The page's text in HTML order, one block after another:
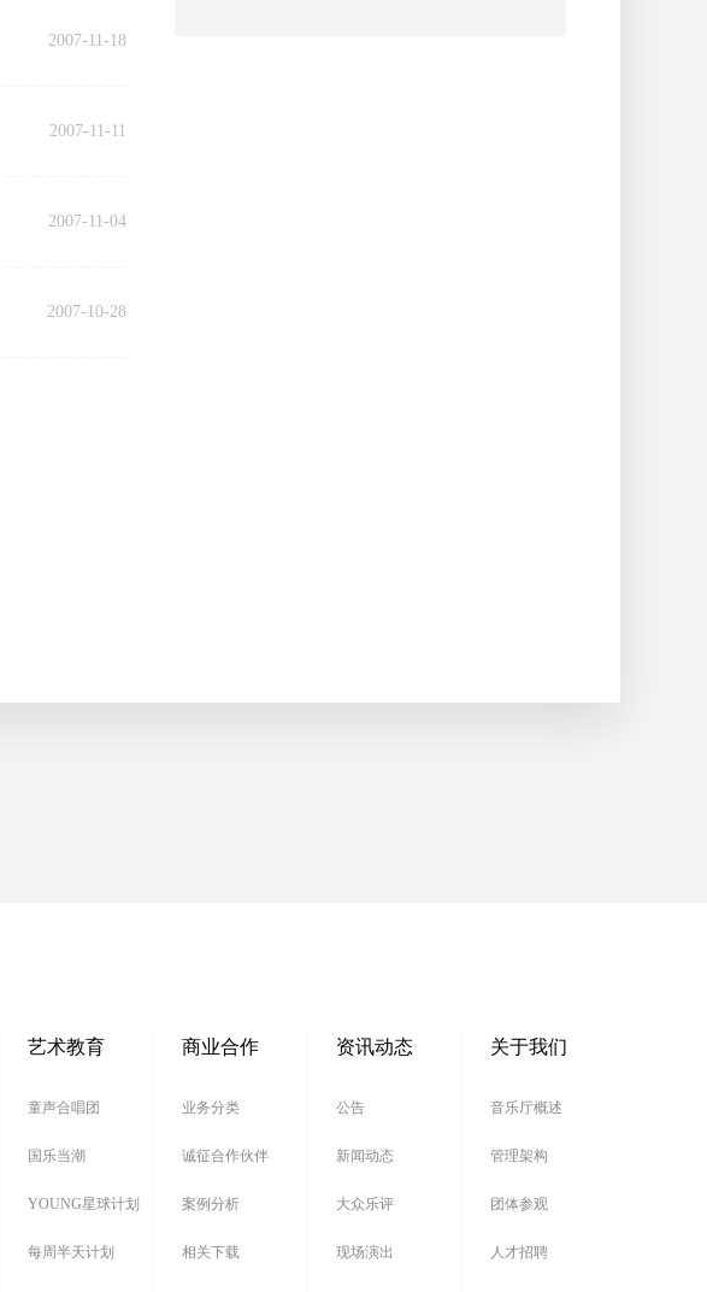
2007-11-18
2007-11-11
2007-11-04
2007-10-28
艺术教育
童声合唱团
国乐当潮
YOUNG星球计划
每周半天计划
商业合作
业务分类
诚征合作伙伴
案例分析
相关下载
资讯动态
公告
新闻动态
大众乐评
现场演出
关于我们
音乐厅概述
管理架构
团体参观
人才招聘